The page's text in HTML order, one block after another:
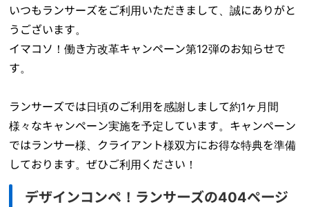
いつもランサーズをご利用いただきまして、誠にありがと
うございます。
イマコソ！働き方改革キャンペーン第12弾のお知らせで
す。
ランサーズでは日頃のご利用を感謝しまして約1ヶ月間
様々なキャンペーン実施を予定しています。キャンペーン
ではランサー様、クライアント様双方にお得な特典を準備
しております。ぜひご利用ください！
デザインコンペ！ランサーズの404ページ